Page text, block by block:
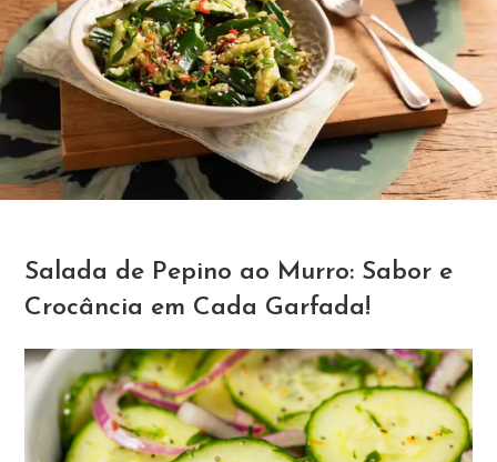
Salada de Pepino ao Murro: Sabor e
Crocância em Cada Garfada!